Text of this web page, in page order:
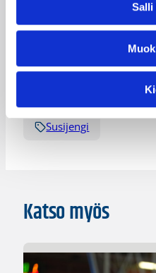
Salli
Kategoriat
Maajoukkue
Susijengi
Katso myös